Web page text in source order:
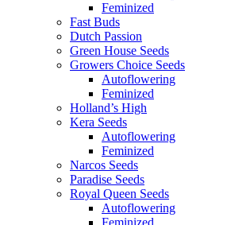
Feminized
Fast Buds
Dutch Passion
Green House Seeds
Growers Choice Seeds
Autoflowering
Feminized
Holland’s High
Kera Seeds
Autoflowering
Feminized
Narcos Seeds
Paradise Seeds
Royal Queen Seeds
Autoflowering